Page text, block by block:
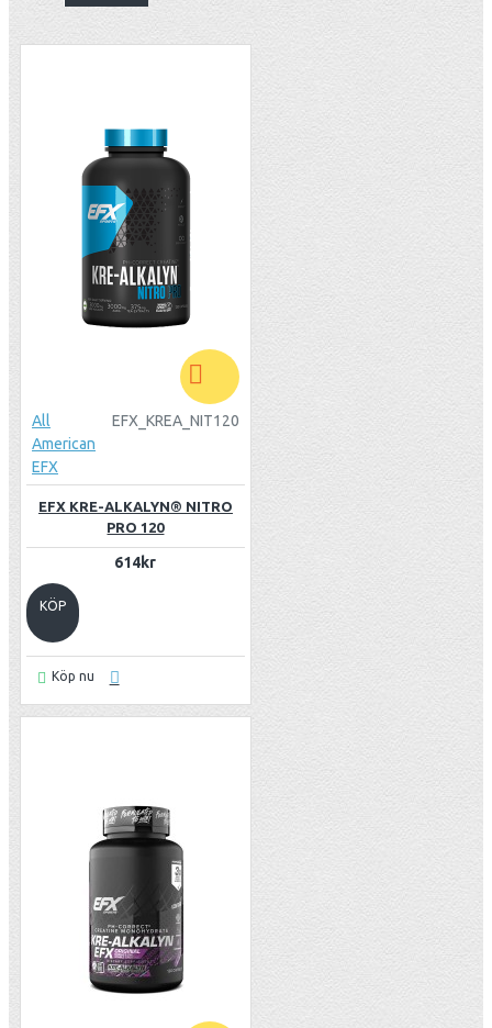
All
American
EFX
EFX_KREA_NIT120
EFX KRE-ALKALYN® NITRO
PRO 120
614kr
KÖP
Köp nu